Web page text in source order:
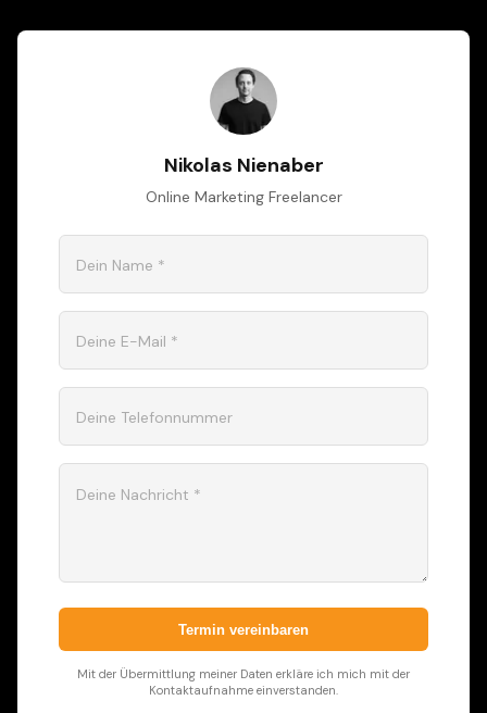
Nikolas Nienaber
Online Marketing Freelancer
Dein Name *
Deine E-Mail *
Deine Telefonnummer
Deine Nachricht *
Termin vereinbaren
Mit der Übermittlung meiner Daten erkläre ich mich mit der
Kontaktaufnahme einverstanden.